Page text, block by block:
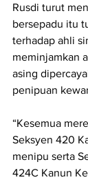
Rusdi turut
bersepadu itu
terhadap ahli
meminjamkan
asing
penipuan
“Kesemua
Seksyen 420
menipu serta
424C Kanun